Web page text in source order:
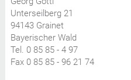
Unterseilberg 21
94143 Grainet
Bayerischer Wald
Tel. 0 85 85 - 4 97
Fax 0 85 85 - 96 21 74